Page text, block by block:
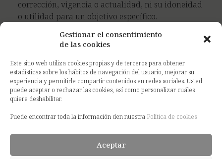
Gestionar el consentimiento
de las cookies
Este sitio web utiliza cookies propias y de terceros para obtener
estadísticas sobre los hábitos de navegación del usuario, mejorar su
experiencia y permitirle compartir contenidos en redes sociales. Usted
puede aceptar o rechazar las cookies, así como personalizar cuáles
quiere deshabilitar.
Puede encontrar toda la información den nuestra Política de cookies
Aceptar
corrección, vigencia o actualidad, ni su idoneidad
o utilidad para un objetivo específico.
SISNET OPERADOR DE TELECOMUNICACIONES, S.L.
no se hace responsable, en ningún caso, de los
daños y perjuicios de cualquier naturaleza
derivados de, a título enunciativo:
Errores u omisiones en los contenidos. No se
actualizados permanentemente, ni que carezcan
Ausencia de disponibilidad del portal. No se hace